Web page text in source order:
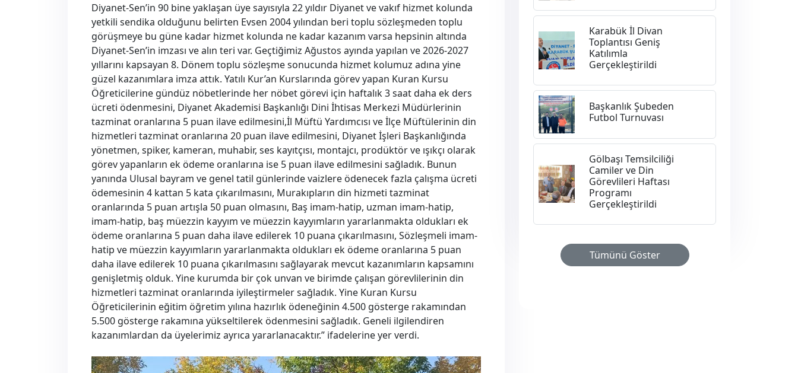
Diyanet-Sen’in 90 bine yaklaşan üye sayısıyla 22 yıldır Diyanet ve vakıf hizmet kolunda
yetkili sendika olduğunu belirten Evsen 2004 yılından beri toplu sözleşmeden toplu
görüşmeye bu güne kadar hizmet kolunda ne kadar kazanım varsa hepsinin altında
Diyanet-Sen’in imzası ve alın teri var. Geçtiğimiz Ağustos ayında yapılan ve 2026-2027
yıllarını kapsayan 8. Dönem toplu sözleşme sonucunda hizmet kolumuz adına yine
güzel kazanımlara imza attık. Yatılı Kur’an Kurslarında görev yapan Kuran Kursu
Öğreticilerine gündüz nöbetlerinde her nöbet görevi için haftalık 3 saat daha ek ders
ücreti ödenmesini, Diyanet Akademisi Başkanlığı Dini İhtisas Merkezi Müdürlerinin
tazminat oranlarına 5 puan ilave edilmesini,İl Müftü Yardımcısı ve İlçe Müftülerinin din
hizmetleri tazminat oranlarına 20 puan ilave edilmesini, Diyanet İşleri Başkanlığında
yönetmen, spiker, kameran, muhabir, ses kayıtçısı, montajcı, prodüktör ve ışıkçı olarak
görev yapanların ek ödeme oranlarına ise 5 puan ilave edilmesini sağladık. Bunun
yanında Ulusal bayram ve genel tatil günlerinde vaizlere ödenecek fazla çalışma ücreti
ödemesinin 4 kattan 5 kata çıkarılmasını, Murakıpların din hizmeti tazminat
oranlarında 5 puan artışla 50 puan olmasını, Baş imam-hatip, uzman imam-hatip,
imam-hatip, baş müezzin kayyım ve müezzin kayyımların yararlanmakta oldukları ek
ödeme oranlarına 5 puan daha ilave edilerek 10 puana çıkarılmasını, Sözleşmeli imam-
hatip ve müezzin kayyımların yararlanmakta oldukları ek ödeme oranlarına 5 puan
daha ilave edilerek 10 puana çıkarılmasını sağlayarak mevcut kazanımların kapsamını
genişletmiş olduk. Yine kurumda bir çok unvan ve birimde çalışan görevlilerinin din
hizmetleri tazminat oranlarında iyileştirmeler sağladık. Yine Kuran Kursu
Öğreticilerinin eğitim öğretim yılına hazırlık ödeneğinin 4.500 gösterge rakamından
5.500 gösterge rakamına yükseltilerek ödenmesini sağladık. Geneli ilgilendiren
kazanımlardan da üyelerimiz ayrıca yararlanacaktır.” ifadelerine yer verdi.
Karabük İl Divan
Toplantısı Geniş
Katılımla
Gerçekleştirildi
Başkanlık Şubeden
Futbol Turnuvası
Gölbaşı Temsilciliği
Camiler ve Din
Görevlileri Haftası
Programı
Gerçekleştirildi
Tümünü Göster